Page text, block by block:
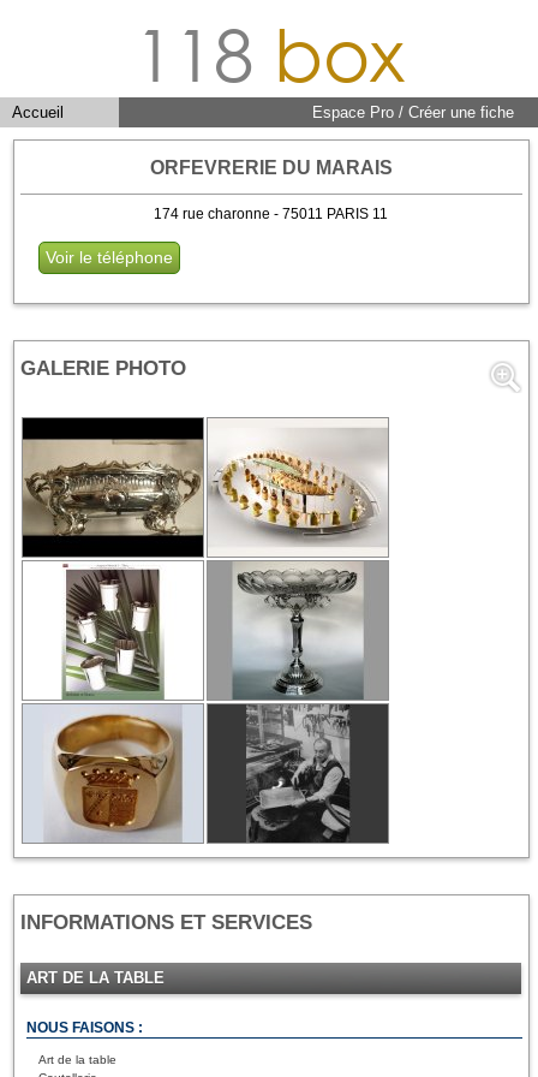
118 box
Accueil Espace Pro / Créer une fiche
ORFEVRERIE DU MARAIS
174 rue charonne - 75011 PARIS 11
Voir le téléphone
GALERIE PHOTO
INFORMATIONS ET SERVICES
ART DE LA TABLE
NOUS FAISONS :
Art de la table